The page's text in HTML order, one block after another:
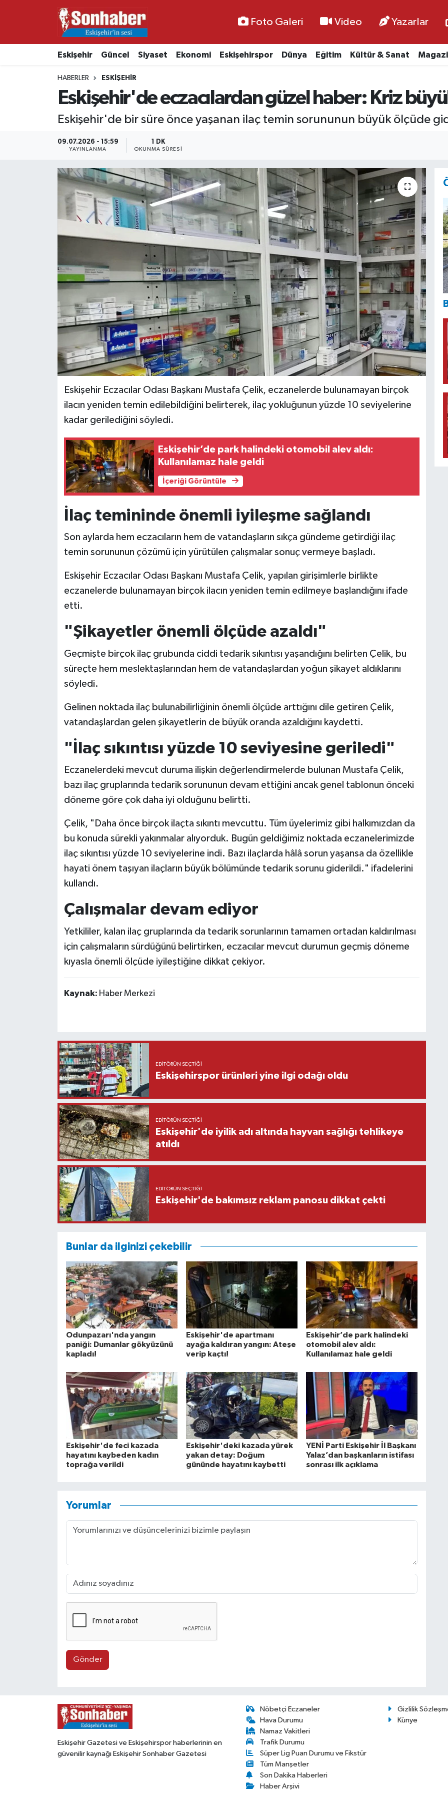
Foto Galeri Video Yazarlar
Eskişehir Güncel Siyaset Ekonomi Eskişehirspor Dünya Eğitim Kültür & Sanat
HABERLER ESKIŞEHIR
Eskişehir'de eczacılardan güzel haber: Kriz
Eskişehir'de bir süre önce yaşanan ilaç temin sorununun büyük ölçüde
09.07.2026 - 15:59
YAYINLANMA
1 DK
OKUNMA SÜRESI
Eskişehir Eczacılar Odası Başkanı Mustafa Çelik, eczanelerde bulunamayan birçok
ilacın yeniden temin edilebildiğini belirterek, ilaç yokluğunun yüzde 10 seviyelerine
kadar gerilediğini söyledi.
Eskişehir’de park halindeki otomobil alev aldı:
Kullanılamaz hale geldi
İçeriği Görüntüle
İlaç temininde önemli iyileşme sağlandı
Son aylarda hem eczacıların hem de vatandaşların sıkça gündeme getirdiği ilaç
temin sorununun çözümü için yürütülen çalışmalar sonuç vermeye başladı.
Eskişehir Eczacılar Odası Başkanı Mustafa Çelik, yapılan girişimlerle birlikte
eczanelerde bulunamayan birçok ilacın yeniden temin edilmeye başlandığını ifade
etti.
"Şikayetler önemli ölçüde azaldı"
Geçmişte birçok ilaç grubunda ciddi tedarik sıkıntısı yaşandığını belirten Çelik, bu
süreçte hem meslektaşlarından hem de vatandaşlardan yoğun şikayet aldıklarını
söyledi.
Gelinen noktada ilaç bulunabilirliğinin önemli ölçüde arttığını dile getiren Çelik,
vatandaşlardan gelen şikayetlerin de büyük oranda azaldığını kaydetti.
"İlaç sıkıntısı yüzde 10 seviyesine geriledi"
Eczanelerdeki mevcut duruma ilişkin değerlendirmelerde bulunan Mustafa Çelik,
bazı ilaç gruplarında tedarik sorununun devam ettiğini ancak genel tablonun önceki
döneme göre çok daha iyi olduğunu belirtti.
Çelik, "Daha önce birçok ilaçta sıkıntı mevcuttu. Tüm üyelerimiz gibi halkımızdan da
bu konuda sürekli yakınmalar alıyorduk. Bugün geldiğimiz noktada eczanelerimizde
ilaç sıkıntısı yüzde 10 seviyelerine indi. Bazı ilaçlarda hâlâ sorun yaşansa da özellikle
hayati önem taşıyan ilaçların büyük bölümünde tedarik sorunu giderildi." ifadelerini
kullandı.
Çalışmalar devam ediyor
Yetkililer, kalan ilaç gruplarında da tedarik sorunlarının tamamen ortadan kaldırılması
için çalışmaların sürdüğünü belirtirken, eczacılar mevcut durumun geçmiş döneme
kıyasla önemli ölçüde iyileştiğine dikkat çekiyor.
Kaynak: Haber Merkezi
EDITÖRÜN SEÇTIĞI
Eskişehirspor ürünleri yine ilgi odağı oldu
EDITÖRÜN SEÇTIĞI
Eskişehir'de iyilik adı altında hayvan sağlığı tehlikeye
atıldı
EDITÖRÜN SEÇTIĞI
Eskişehir'de bakımsız reklam panosu dikkat çekti
Bunlar da ilginizi çekebilir
Odunpazarı'nda yangın
paniği: Dumanlar gökyüzünü
kapladı!
Eskişehir'de apartmanı
ayağa kaldıran yangın: Ateşe
verip kaçtı!
Eskişehir’de park halindeki
otomobil alev aldı:
Kullanılamaz hale geldi
Eskişehir'de feci kazada
hayatını kaybeden kadın
toprağa verildi
Eskişehir'deki kazada yürek
yakan detay: Doğum
gününde hayatını kaybetti
YENİ Parti Eskişehir İl Başkanı
Yalaz’dan başkanların istifası
sonrası ilk açıklama
Yorumlar
Gönder
Eskişehir Gazetesi ve Eskişehirspor haberlerinin en
güvenilir kaynağı Eskişehir Sonhaber Gazetesi
Nöbetçi Eczaneler
Hava Durumu
Namaz Vakitleri
Trafik Durumu
Süper Lig Puan Durumu ve Fikstür
Tüm Manşetler
Son Dakika Haberleri
Haber Arşivi
Gizlilik
Künye
Ekonomi
Kültür & Sanat
Resmi İlanlar
Nöbetçi Eczaneler
Namaz Vakitleri
Trafik Durumu
Süper Lig Puan Durumu ve Fikstür
Son Dakika Haberleri
Haber Arşivi